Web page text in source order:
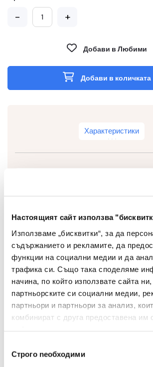
Настоящият сайт използва
Използваме „бисквитки“, за да
съдържанието и рекламите, да
функции на социални медии и да
трафика си. Също така споделяме
начина, по който използвате сайта ни,
партньорските си социални медии,
партньори и партньори за анализ,
комбинират с друга предоставена им
наСтрого nеобходими
- +
Добави в Любими
Добави в количката
Характеристики
Цвят
Материал
Да
Материал На
Брой В Опаковка